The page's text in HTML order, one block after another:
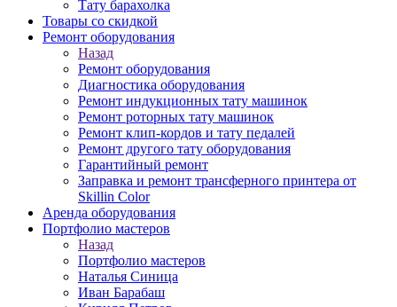
Тату барахолка
Товары со скидкой
Ремонт оборудования
Назад
Ремонт оборудования
Диагностика оборудования
Ремонт индукционных тату машинок
Ремонт роторных тату машинок
Ремонт клип-кордов и тату педалей
Ремонт другого тату оборудования
Гарантийный ремонт
Заправка и ремонт трансферного принтера от
Skillin Color
Аренда оборудования
Портфолио мастеров
Назад
Портфолио мастеров
Наталья Синица
Иван Барабаш